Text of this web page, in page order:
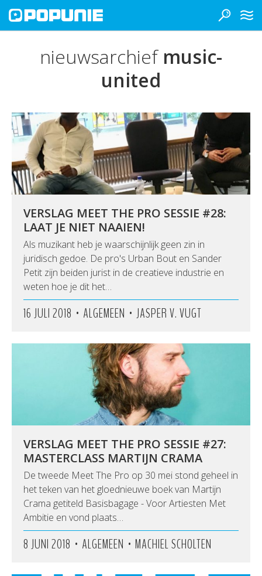
nieuwsarchief music-
united
VERSLAG MEET THE PRO SESSIE #28:
LAAT JE NIET NAAIEN!
Als muzikant heb je waarschijnlijk geen zin in
juridisch gedoe. De pro's Urban Bout en Sander
Petit zijn beiden jurist in de creatieve industrie en
weten hoe je dit het…
16 JULI 2018 • ALGEMEEN • JASPER V. VUGT
VERSLAG MEET THE PRO SESSIE #27:
MASTERCLASS MARTIJN CRAMA
De tweede Meet The Pro op 30 mei stond geheel in
het teken van het gloednieuwe boek van Martijn
Crama getiteld Basisbagage - Voor Artiesten Met
Ambitie en vond plaats…
8 JUNI 2018 • ALGEMEEN • MACHIEL SCHOLTEN